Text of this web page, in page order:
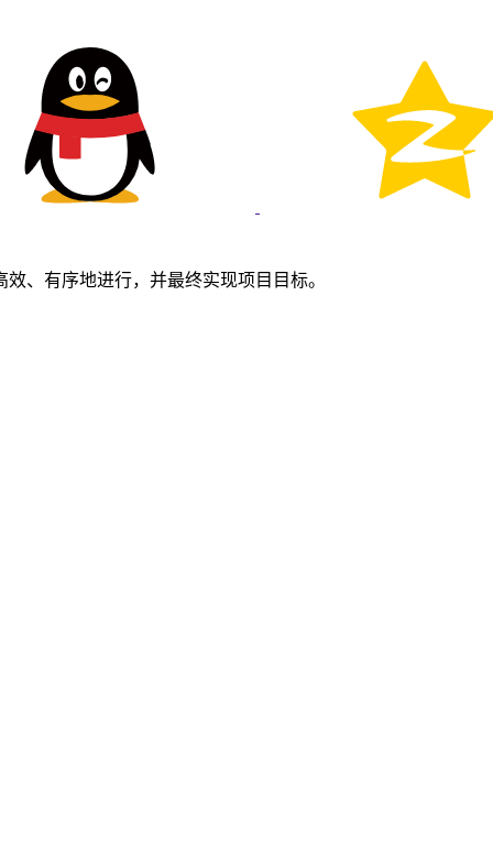
、有序地进行，并最终实现项目目标。